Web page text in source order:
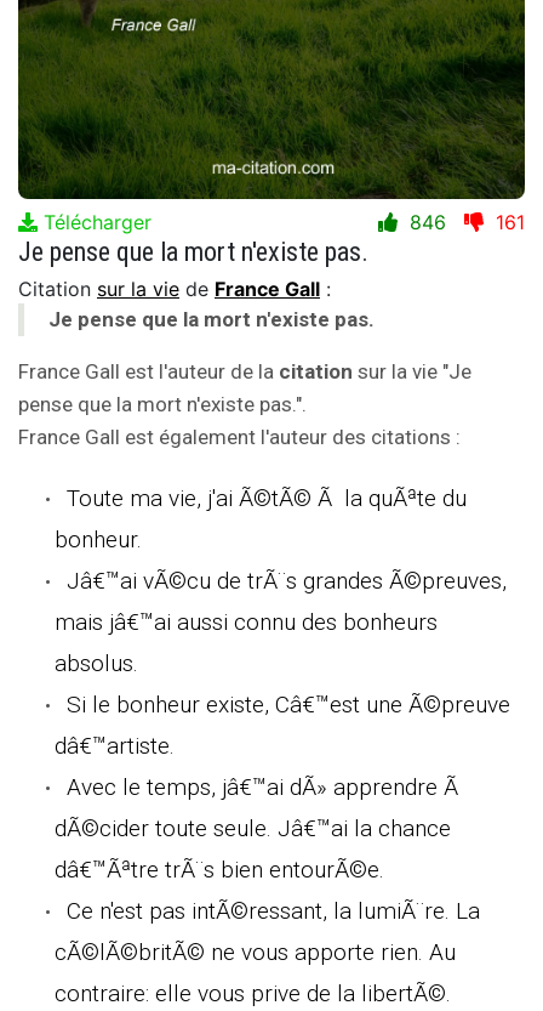
Télécharger 846 161
Je pense que la mort n'existe pas.
Citation sur la vie de France Gall :
Je pense que la mort n'existe pas.
France Gall est l'auteur de la citation sur la vie "Je
pense que la mort n'existe pas.".
France Gall est également l'auteur des citations :
Toute ma vie, j'ai Ã©tÃ© Ã la quÃªte du
bonheur.
Jâ€™ai vÃ©cu de trÃ¨s grandes Ã©preuves,
mais jâ€™ai aussi connu des bonheurs
absolus.
Si le bonheur existe, Câ€™est une Ã©preuve
dâ€™artiste.
Avec le temps, jâ€™ai dÃ» apprendre Ã
dÃ©cider toute seule. Jâ€™ai la chance
dâ€™Ãªtre trÃ¨s bien entourÃ©e.
Ce n'est pas intÃ©ressant, la lumiÃ¨re. La
cÃ©lÃ©britÃ© ne vous apporte rien. Au
contraire: elle vous prive de la libertÃ©.